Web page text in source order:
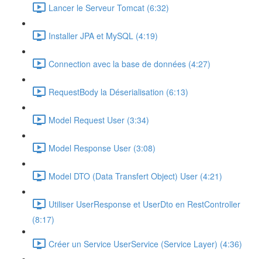
Lancer le Serveur Tomcat (6:32)
Installer JPA et MySQL (4:19)
Connection avec la base de données (4:27)
RequestBody la Déserialisation (6:13)
Model Request User (3:34)
Model Response User (3:08)
Model DTO (Data Transfert Object) User (4:21)
Utiliser UserResponse et UserDto en RestController
(8:17)
Créer un Service UserService (Service Layer) (4:36)